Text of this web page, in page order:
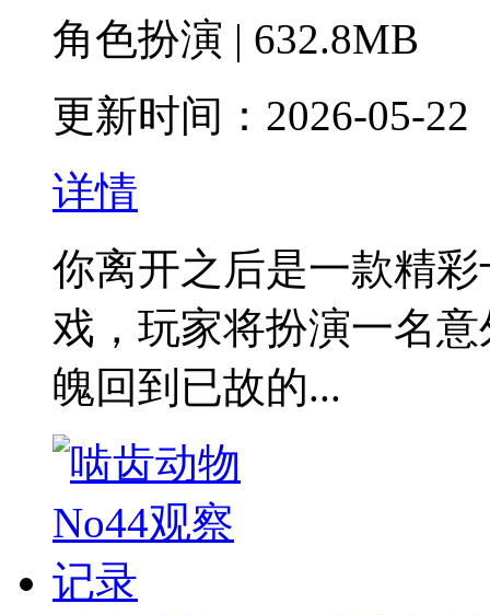
角色扮演 | 632.8MB
更新时间：2026-05-22
详情
你离开之后是一款精
戏，玩家将扮演一名
魄回到已故的...